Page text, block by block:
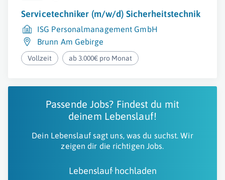
Servicetechniker (m/w/d) Sicherheitstechnik
ISG Personalmanagement GmbH
Brunn Am Gebirge
Vollzeit ab 3.000€ pro Monat
Passende Jobs? Findest du mit
deinem Lebenslauf!
Dein Lebenslauf sagt uns, was du suchst. Wir
zeigen dir die richtigen Jobs.
Lebenslauf hochladen